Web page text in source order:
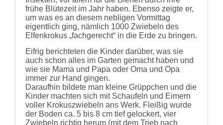
frühe Blütezeit im Jahr haben. Ebenso zeigte er,
um was es an diesem nebligen Vormittag
eigentlich ging, nämlich 1000 Zwiebeln des
Elfenkrokus „fachgerecht“ in die Erde zu bringen.
Eifrig berichteten die Kinder darüber, was sie
auch schon alles im Garten gemacht haben und
wie sie Mama und Papa oder Oma und Opa
immer zur Hand gingen.
Daraufhin bildete man kleine Grüppchen und die
Kinder machten sich mit Schaufeln und Eimern
voller Krokuszwiebeln ans Werk. Fleißig wurde
der Boden ca. 5 bis 8 cm tief gelockert, vier
Zwiebeln richtig herum (mit dem Trieb nach